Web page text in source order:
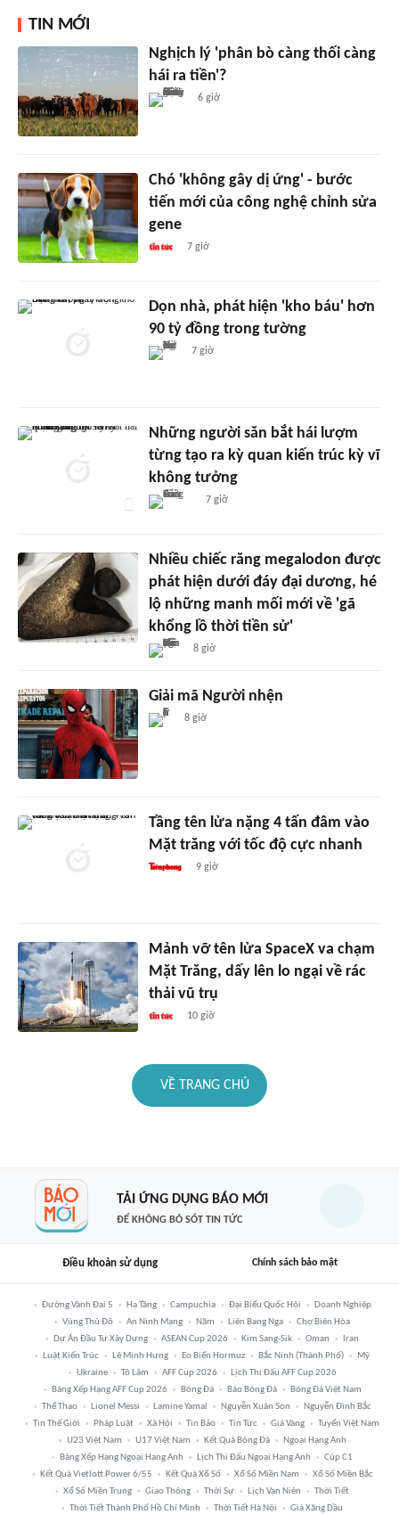
TIN MỚI
Nghịch lý 'phân bò càng thối càng
hái ra tiền'?
6 giờ
Chó 'không gây dị ứng' - bước
tiến mới của công nghệ chỉnh sửa
gene
7 giờ
Dọn nhà, phát hiện 'kho báu' hơn
90 tỷ đồng trong tường
7 giờ
Những người săn bắt hái lượm
từng tạo ra kỳ quan kiến trúc kỳ vĩ
không tưởng
7 giờ
Nhiều chiếc răng megalodon được
phát hiện dưới đáy đại dương, hé
lộ những manh mối mới về 'gã
khổng lồ thời tiền sử'
8 giờ
Giải mã Người nhện
8 giờ
Tầng tên lửa nặng 4 tấn đâm vào
Mặt trăng với tốc độ cực nhanh
9 giờ
Mảnh vỡ tên lửa SpaceX va chạm
Mặt Trăng, dấy lên lo ngại về rác
thải vũ trụ
10 giờ
VỀ TRANG CHỦ
TẢI ỨNG DỤNG BÁO MỚI
ĐỂ KHÔNG BỎ SÓT TIN TỨC
Điều khoản sử dụng Chính sách bảo mật
Đường Vành Đai 5 Hạ Tầng Campuchia Đại Biểu Quốc Hội
Doanh Nghiệp
Vùng Thủ Đô
An Ninh Mạng Năm Liên Bang Nga
Chợ Biên Hòa
Dự Án Đầu Tư Xây Dựng
ASEAN Cup 2026 Kim Sang-Sik Oman
Iran
Luật Kiến Trúc
Lê Minh Hưng Eo Biển Hormuz Bắc Ninh (thành Phố)
Mỹ
Ukraine
Tô Lâm AFF Cup 2026
Lịch Thi Đấu AFF Cup 2026
Bảng Xếp Hạng AFF Cup 2026
Bóng Đá Báo Bóng Đá
Bóng Đá Việt Nam
Thể Thao
Lionel Messi Lamine Yamal Nguyễn Xuân Son
Nguyễn Đình Bắc
Tin Thế Giới
Pháp Luật Xã Hội Tin Bão Tin Tức Giá Vàng
Tuyển Việt Nam
U23 Việt Nam
U17 Việt Nam Kết Quả Bóng Đá
Ngoại Hạng Anh
Bảng Xếp Hạng Ngoại Hạng Anh
Lịch Thi Đấu Ngoại Hạng Anh
Cúp C1
Kết Quả Vietlott Power 6/55
Kết Quả Xổ Số Xổ Số Miền Nam
Xổ Số Miền Bắc
Xổ Số Miền Trung
Giao Thông Thời Sự Lịch Vạn Niên
Thời Tiết
Thời Tiết Thành Phố Hồ Chí Minh
Thời Tiết Hà Nội Giá Xăng Dầu